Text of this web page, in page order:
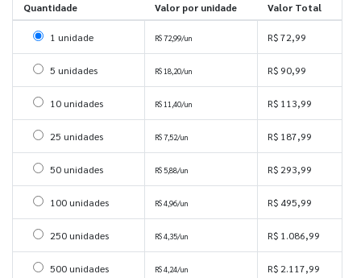
Quantidade Valor por unidade Valor Total
Selecionar 1 unidade
1 unidade R$ 72,99/un R$ 72,99
Selecionar 5 unidades
5 unidades R$ 18,20/un R$ 90,99
Selecionar 10 unidades
10 unidades R$ 11,40/un R$ 113,99
Selecionar 25 unidades
25 unidades R$ 7,52/un R$ 187,99
Selecionar 50 unidades
50 unidades R$ 5,88/un R$ 293,99
Selecionar 100 unidades
100 unidades R$ 4,96/un R$ 495,99
Selecionar 250 unidades
250 unidades R$ 4,35/un R$ 1.086,99
Selecionar 500 unidades
500 unidades R$ 4,24/un R$ 2.117,99